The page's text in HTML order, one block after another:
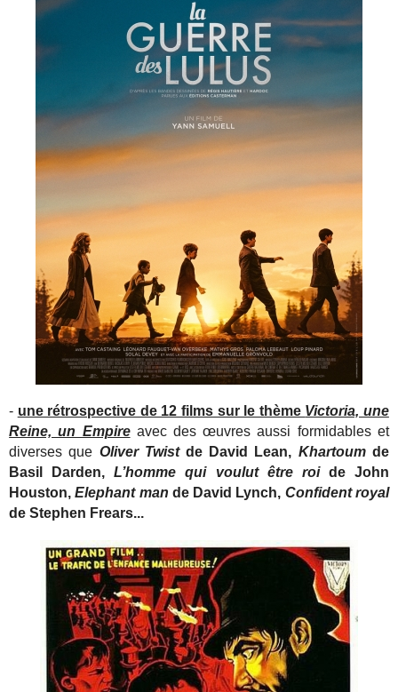
- une rétrospective de 12 films sur le thème Victoria, une
Reine, un Empireavec des œuvres aussi formidables et
diverses que Oliver Twistde David Lean, Khartoumde
Basil Darden,L’homme qui voulut être roide John
Houston,Elephant man de David Lynch, Confident royal
de Stephen Frears...